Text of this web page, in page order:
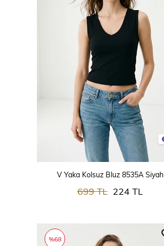
V Yaka Kolsuz Bluz 8535A Siyah
224 TL
699 TL
%68